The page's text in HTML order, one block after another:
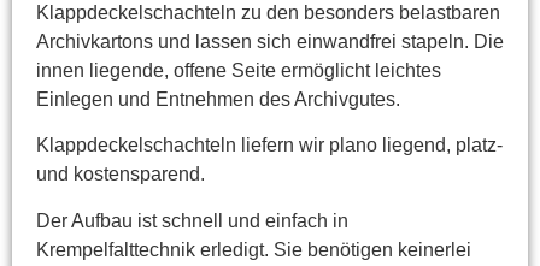
Klappdeckelschachteln zu den besonders belastbaren
Archivkartons und lassen sich einwandfrei stapeln. Die
innen liegende, offene Seite ermöglicht leichtes
Einlegen und Entnehmen des Archivgutes.
Klappdeckelschachteln liefern wir plano liegend, platz-
und kostensparend.
Der Aufbau ist schnell und einfach in
Krempelfalttechnik erledigt. Sie benötigen keinerlei